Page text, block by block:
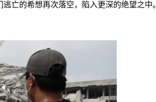
逃亡的希想再次落空，陷入更深的绝望之中